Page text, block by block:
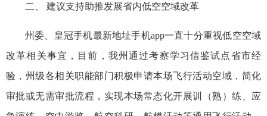
二、 建议支持助推发展省内低空空域改革
州委、皇冠手机最新地址手机app一直十分重视低空空域
改革相关事宜，目前，我州通过考察学习借鉴试点省市经
验，州级各相关职能部门积极申请本场飞行活动空域，简化
审批或无需审批流程，实现本场常态化开展训（熟）练、应